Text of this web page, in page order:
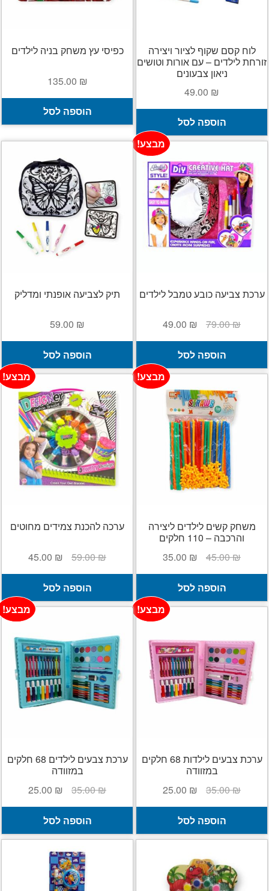
לוח קסם שקוף לציור ויצירה
זורחת לילדים – עם אורות וטושים
ניאון צבעונים
49.00 ₪
הוספה לסל
כפיסי עץ משחק בניה לילדים
135.00 ₪
הוספה לסל
ערכת צביעה כובע טמבל לילדים
מבצע!
79.00₪
המחיר
המקורי
היה:
79.00 ₪.
49.00 ₪
המחיר
הנוכחי
49.00 ₪.
הוספה לסל
תיק לצביעה אופנתי ומדליק
59.00 ₪
הוספה לסל
משחק קשים לילדים ליצירה
והרכבה – 110 חלקים
מבצע!
45.00₪
המחיר
המקורי
היה:
45.00 ₪.
35.00 ₪
המחיר
הנוכחי
35.00 ₪.
הוספה לסל
ערכה להכנת צמידים מחוטים
מבצע!
59.00₪
המחיר
המקורי
היה:
59.00 ₪.
45.00 ₪
המחיר
הנוכחי
45.00 ₪.
הוספה לסל
ערכת צבעים לילדות 68 חלקים
במזוודה
מבצע!
35.00₪
המחיר
המקורי
היה:
35.00 ₪.
25.00 ₪
המחיר
הנוכחי
25.00 ₪.
הוספה לסל
ערכת צבעים לילדים 68 חלקים
במזוודה
מבצע!
35.00₪
המחיר
המקורי
היה:
35.00 ₪.
25.00 ₪
המחיר
הנוכחי
25.00 ₪.
הוספה לסל